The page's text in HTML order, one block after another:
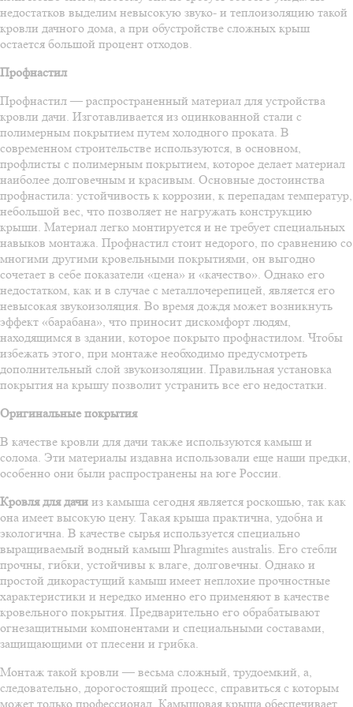
недостатков выделим невысокую звуко- и теплоизоляцию такой
кровли дачного дома, а при обустройстве сложных крыш
остается большой процент отходов.
Профнастил
Профнастил — распространенный материал для устройства
кровли дачи. Изготавливается из оцинкованной стали с
полимерным покрытием путем холодного проката. В
современном строительстве используются, в основном,
профлисты с полимерным покрытием, которое делает материал
наиболее долговечным и красивым. Основные достоинства
профнастила: устойчивость к коррозии, к перепадам температур,
небольшой вес, что позволяет не нагружать конструкцию
крыши. Материал легко монтируется и не требует специальных
навыков монтажа. Профнастил стоит недорого, по сравнению со
многими другими кровельными покрытиями, он выгодно
сочетает в себе показатели «цена» и «качество». Однако его
недостатком, как и в случае с металлочерепицей, является его
невысокая звукоизоляция. Во время дождя может возникнуть
эффект «барабана», что приносит дискомфорт людям,
находящимся в здании, которое покрыто профнастилом. Чтобы
избежать этого, при монтаже необходимо предусмотреть
дополнительный слой звукоизоляции. Правильная установка
покрытия на крышу позволит устранить все его недостатки.
Оригинальные покрытия
В качестве кровли для дачи также используются камыш и
солома. Эти материалы издавна использовали еще наши предки,
особенно они были распространены на юге России.
Кровля для дачи из камыша сегодня является роскошью, так как
она имеет высокую цену. Такая крыша практична, удобна и
экологична. В качестве сырья используется специально
выращиваемый водный камыш Phragmites australis. Его стебли
прочны, гибки, устойчивы к влаге, долговечны. Однако и
простой дикорастущий камыш имеет неплохие прочностные
характеристики и нередко именно его применяют в качестве
кровельного покрытия. Предварительно его обрабатывают
огнезащитными компонентами и специальными составами,
защищающими от плесени и грибка.
Монтаж такой кровли — весьма сложный, трудоемкий, а,
следовательно, дорогостоящий процесс, справиться с которым
может только профессионал. Камышовая крыша обеспечивает